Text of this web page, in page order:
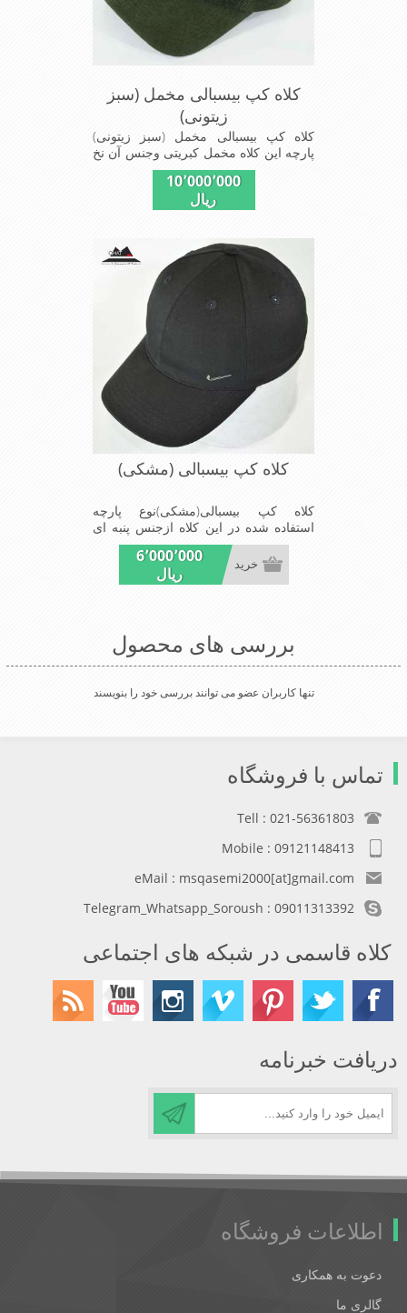
کلاه کپ بیسبالی مخمل (سبز
زیتونی)
کلاه کپ بیسبالی مخمل (سبز زیتونی)
پارچه این کلاه مخمل کبریتی وجنس آن نخ
پلیسر است داخل کلاه آستر مشکی تترون
دوخته شده تا کلاه تنفسی بهتر داشته باشد
این مدل کلاه با بندگیری که پشت کلاه
روز مناسب است بسیار خوش رنگ و
شیک خوش دوخت و راحت پارچه مخمل
لطیف
10٬000٬000
ریال
کلاه کپ بیسبالی (مشکی)
کلاه کپ بیسبالی(مشکی)نوع پارچه
استفاده شده در این کلاه ازجنس پنبه ای
است ونقاب که مناسب این شکل ازکلاه
است شیک ومناسب افراد خوش پوش
جنس عالی,دوخت مناسب,سبکی,خوش
6٬000٬000
ریال
خرید
بررسی های محصول
تنها کاربران عضو می توانند بررسی خود را بنویسند
تماس با فروشگاه
Tell : 021-56361803
Mobile : 09121148413
eMail : msqasemi2000[at]gmail.com
Telegram_Whatsapp_Soroush : 09011313392
کلاه قاسمی در شبکه های اجتماعی
دریافت خبرنامه
اطلاعات فروشگاه
دعوت به همکاری
گالری ما